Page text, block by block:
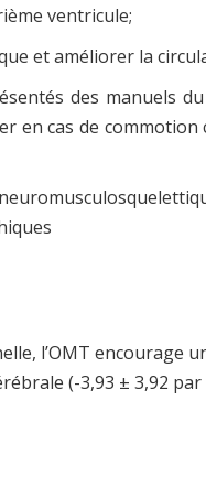
ventricule;
et améliorer la
des manuels du
en cas de commotion
l’OMT encourage
(-3,93 ± 3,92